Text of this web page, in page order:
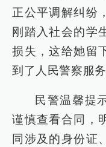
正公平调解纠纷
刚踏入社会的学
损失，这给她留
到了人民警察服
民警温馨提
谨慎查看合同，
同涉及的身份证